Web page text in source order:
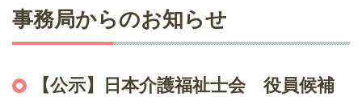
事務局からのお知らせ
【公示】日本介護福祉士会 役員候補